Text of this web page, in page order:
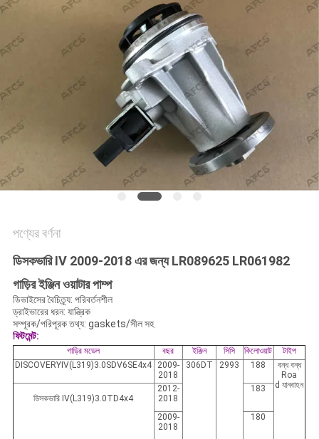
একটি
উদ্ধৃতি
অনুরোধ
করুন
সাইট
নীতি
পণ্যের বর্ণনা
ডিসকভারি IV 2009-2018 এর জন্য LR089625 LR061982
গাড়ির ইঞ্জিন ওয়াটার পাম্প
ডিভাইসের বৈচিত্র্য: পরিবর্তনশীল
ড্রাইভারের ধরন: যান্ত্রিক
সম্পূরক/পরিপূরক তথ্য: gaskets/সীল সহ
ফিটমেন্ট:
গাড়ির মডেল বছর ইঞ্জিন সিসি কিলোওয়াট
টাইপ
DISCOVERYIV(L319)3.0SDV6SE4x4
2009-
2018
306DT 2993 188
বন্ধ বন্ধ
Roa
d যানবাহন
ডিসকভারি IV(L319)3.0TD4x4
2012-
2018
183
2009-
2018
180